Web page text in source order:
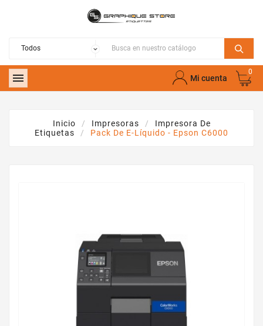
 Mi cuenta
0
Inicio Impresoras
Impresora De
Etiquetas
Pack De E-Líquido - Epson C6000